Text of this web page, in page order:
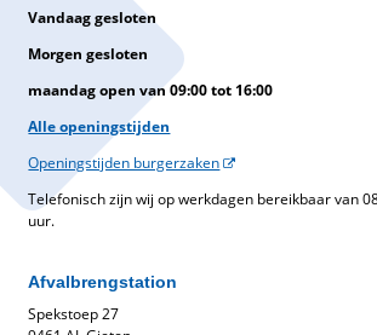
Vandaag gesloten
Morgen gesloten
maandag open van 09:00 tot 16:00
Alle openingstijden
Openingstijden burgerzaken
Telefonisch zijn wij op werkdagen bereikbaar van
uur.
Afvalbrengstation
Spekstoep 27